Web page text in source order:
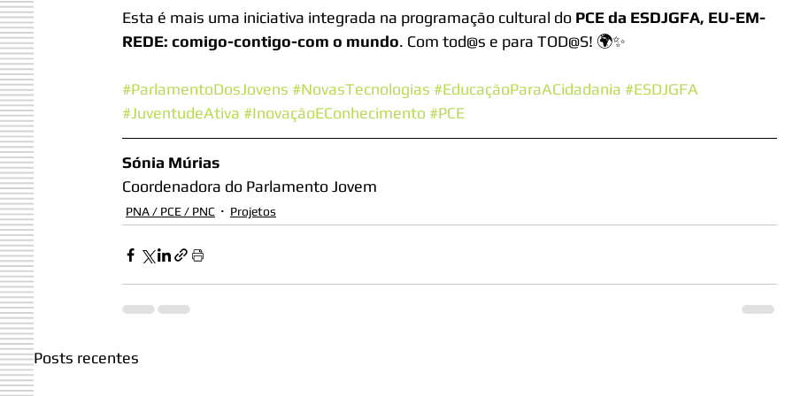
Esta é mais uma iniciativa integrada na programação cultural do PCE da ESDJGFA, EU-EM-
REDE: comigo-contigo-com o mundo. Com tod@s e para TOD@S! 🌍✨
#ParlamentoDosJovens #NovasTecnologias #EducaçãoParaACidadania #ESDJGFA
#JuventudeAtiva #InovaçãoEConhecimento #PCE
Sónia Múrias
Coordenadora do Parlamento Jovem
PNA / PCE / PNC Projetos
Posts recentes